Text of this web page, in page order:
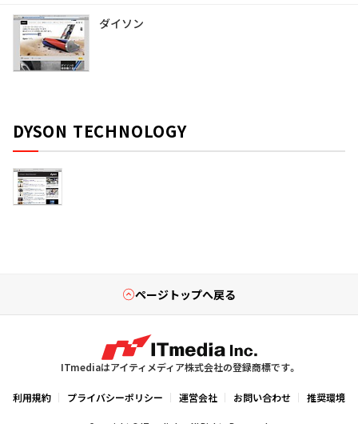
ダイソン
DYSON TECHNOLOGY
ページトップへ戻る
ITmediaはアイティメディア株式会社の登録商標です。
利用規約 プライバシーポリシー 運営会社 お問い合わせ 推奨環境